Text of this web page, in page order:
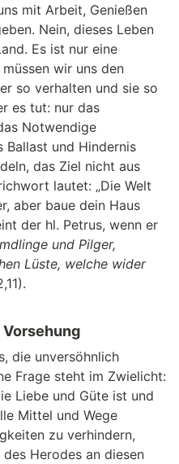
mit Arbeit, Genießen
Nein, dieses Leben
Es ist nur eine
wir uns den
so verhalten und sie so
es tut: nur das
Notwendige
Ballast und Hindernis
das Ziel nicht aus
lautet: „Die Welt
aber baue dein Haus
der hl. Petrus, wenn er
und Pilger,
Lüste, welche wider
die unversöhnlich
Frage steht im Zwielicht:
Liebe und Güte ist und
Mittel und Wege
zu verhindern,
Herodes an diesen